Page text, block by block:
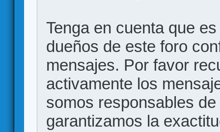
Tenga en cuenta que
dueños de este foro
mensajes. Por favor
activamente los
somos responsables
garantizamos la